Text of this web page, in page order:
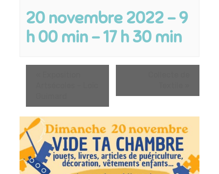
20 novembre 2022 - 9
h 00 min-17 h 30 min